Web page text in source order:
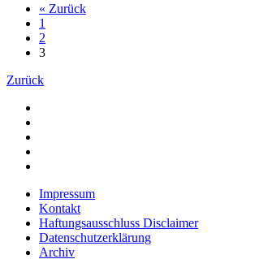
« Zurück
1
2
3
Zurück
Impressum
Kontakt
Haftungsausschluss Disclaimer
Datenschutzerklärung
Archiv